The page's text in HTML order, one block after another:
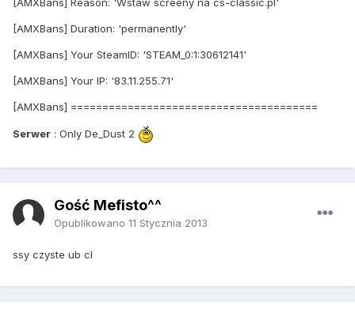
[AMXBans] Reason: 'Wstaw screeny na cs-classic.pl'
[AMXBans] Duration: 'permanently'
[AMXBans] Your SteamID: 'STEAM_0:1:30612141'
[AMXBans] Your IP: '83.11.255.71'
[AMXBans] =======================================
Serwer : Only De_Dust 2
Gość Mefisto^^
Opublikowano 11 Stycznia 2013
ssy czyste ub cl